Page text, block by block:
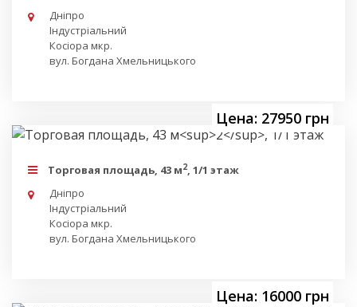
Дніпро
Індустріальний
Косіора мкр.
вул. Богдана Хмельницького
Цена: 27950 грн
Торговая площадь, 43 м2, 1/1 этаж
Дніпро
Індустріальний
Косіора мкр.
вул. Богдана Хмельницького
Цена: 16000 грн